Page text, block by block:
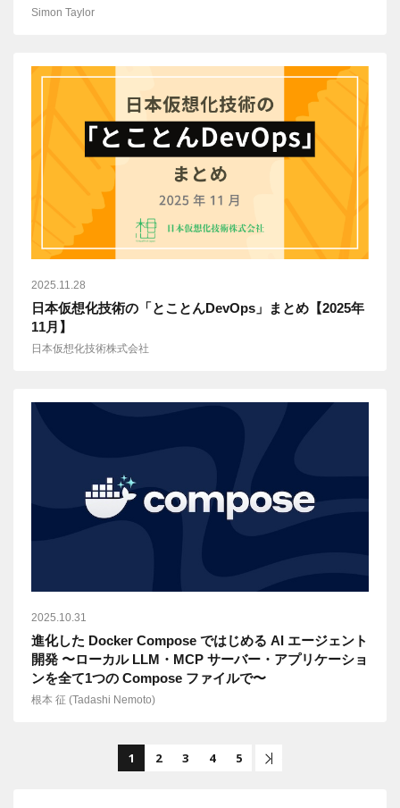
Simon Taylor
2025.11.28
日本仮想化技術の「とことんDevOps」まとめ【2025年
11月】
日本仮想化技術株式会社
2025.10.31
進化した Docker Compose ではじめる AI エージェント
開発 〜ローカル LLM・MCP サーバー・アプリケーショ
ンを全て1つの Compose ファイルで〜
根本 征 (Tadashi Nemoto)
1 2 3 4 5